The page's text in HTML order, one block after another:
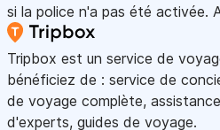
si la police n'a pas été activée.
Tripbox est un service de
bénéficiez de : service de
de voyage complète,
d'experts, guides de voyage.